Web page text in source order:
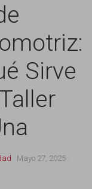
Sirve
. Mayo 27, 2025.